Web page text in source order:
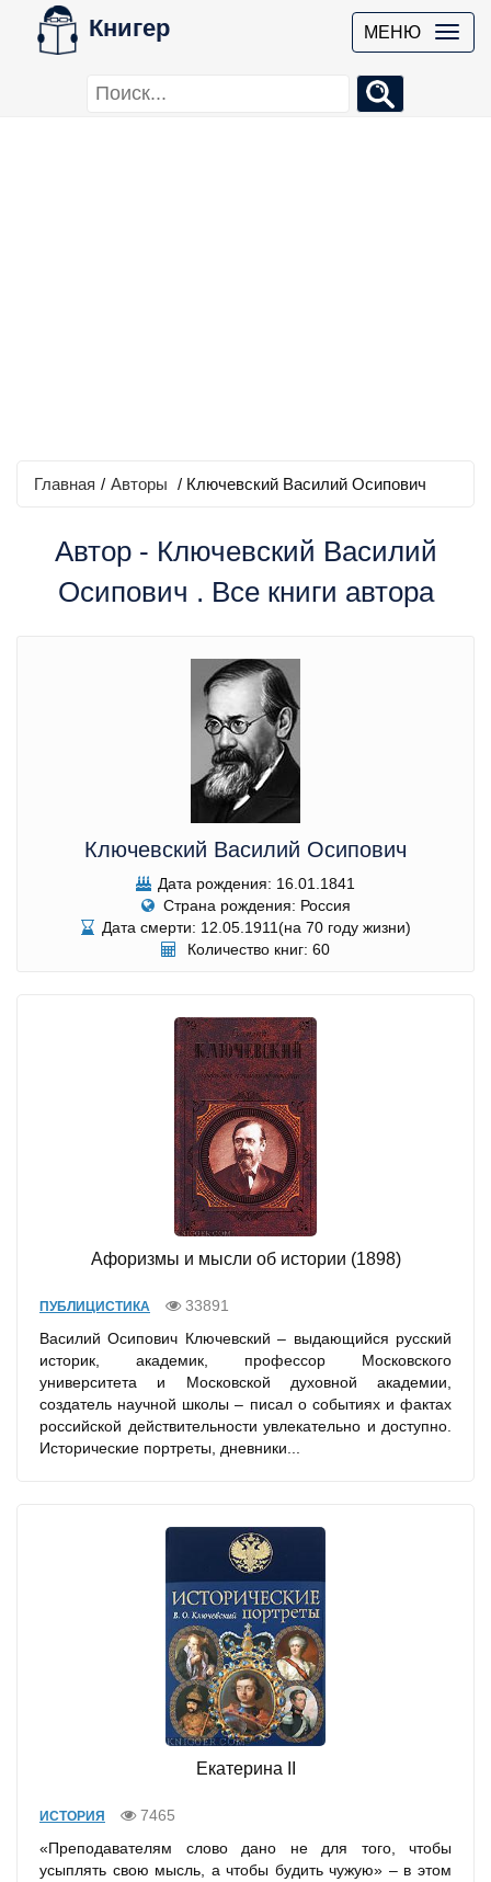
Книгер МЕНЮ
Главная / Авторы / Ключевский Василий Осипович
Автор - Ключевский Василий
Осипович . Все книги автора
Ключевский Василий Осипович
Дата рождения: 16.01.1841
Страна рождения: Россия
Дата смерти: 12.05.1911(на 70 году жизни)
Количество книг: 60
Афоризмы и мысли об истории (1898)
ПУБЛИЦИСТИКА
33891
Василий Осипович Ключевский – выдающийся русский
историк, академик, профессор Московского
университета и Московской духовной академии,
создатель научной школы – писал о событиях и фактах
российской действительности увлекательно и доступно.
Исторические портреты, дневники...
Екатерина II
ИСТОРИЯ
7465
«Преподавателям слово дано не для того, чтобы
усыплять свою мысль, а чтобы будить чужую» – в этом